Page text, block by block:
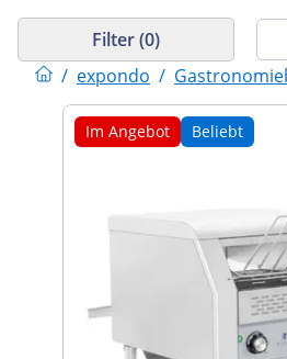
/ expondo /
Filter (0)
Im Angebot Beliebt